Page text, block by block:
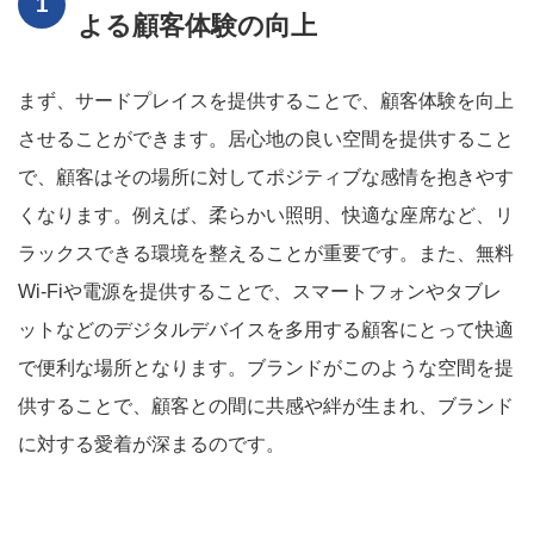
よる顧客体験の向上
まず、サードプレイスを提供することで、顧客体験を向上
させることができます。居心地の良い空間を提供すること
で、顧客はその場所に対してポジティブな感情を抱きやす
くなります。例えば、柔らかい照明、快適な座席など、リ
ラックスできる環境を整えることが重要です。また、無料
Wi-Fiや電源を提供することで、スマートフォンやタブレ
ットなどのデジタルデバイスを多用する顧客にとって快適
で便利な場所となります。ブランドがこのような空間を提
供することで、顧客との間に共感や絆が生まれ、ブランド
に対する愛着が深まるのです。